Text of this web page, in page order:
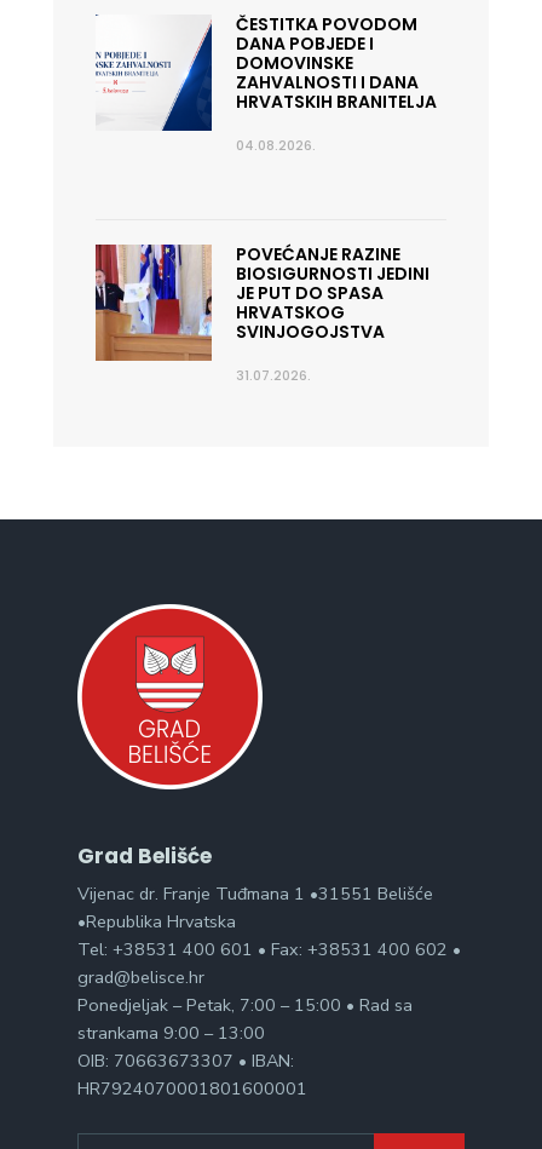
ČESTITKA POVODOM
DANA POBJEDE I
DOMOVINSKE
ZAHVALNOSTI I DANA
HRVATSKIH BRANITELJA
04.08.2026.
POVEĆANJE RAZINE
BIOSIGURNOSTI JEDINI
JE PUT DO SPASA
HRVATSKOG
SVINJOGOJSTVA
31.07.2026.
Grad Belišće
Vijenac dr. Franje Tuđmana 1 •31551 Belišće
•Republika Hrvatska
Tel: +38531 400 601 • Fax: +38531 400 602 •
grad@belisce.hr
Ponedjeljak – Petak, 7:00 – 15:00 • Rad sa
strankama 9:00 – 13:00
OIB: 70663673307 • IBAN:
HR7924070001801600001